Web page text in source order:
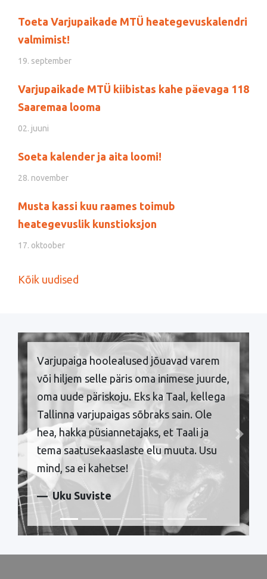
Toeta Varjupaikade MTÜ heategevuskalendri
valmimist!
19. september
Varjupaikade MTÜ kiibistas kahe päevaga 118
Saaremaa looma
02. juuni
Soeta kalender ja aita loomi!
28. november
Musta kassi kuu raames toimub
heategevuslik kunstioksjon
17. oktoober
Kõik uudised
Varjupaiga hoolealused jõuavad varem
või hiljem selle päris oma inimese juurde,
oma uude päriskoju. Eks ka Taal, kellega
Tallinna varjupaigas sõbraks sain. Ole
hea, hakka püsiannetajaks, et Taali ja
tema saatusekaaslaste elu muuta. Usu
mind, sa ei kahetse!
Uku Suviste
Previous Next